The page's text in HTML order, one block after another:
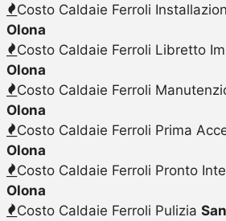
Costo Caldaie Ferroli
Olona
Costo Caldaie Ferroli Libretto
Olona
Costo Caldaie Ferroli
Olona
Costo Caldaie Ferroli Prima
Olona
Costo Caldaie Ferroli Pronto
Olona
Costo Caldaie Ferroli Pulizia